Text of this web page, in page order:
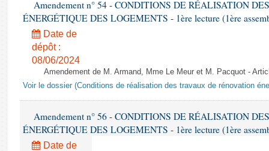
Amendement n° 54 - CONDITIONS DE RÉALISATION
ÉNERGÉTIQUE DES LOGEMENTS - 1ère lecture (1ère
Date de
dépôt :
08/06/2024
Amendement de M. Armand, Mme Le Meur et M. Pacquot -
Voir le dossier (Conditions de réalisation des travaux de rénovation
Amendement n° 56 - CONDITIONS DE RÉALISATION
ÉNERGÉTIQUE DES LOGEMENTS - 1ère lecture (1ère
Date de